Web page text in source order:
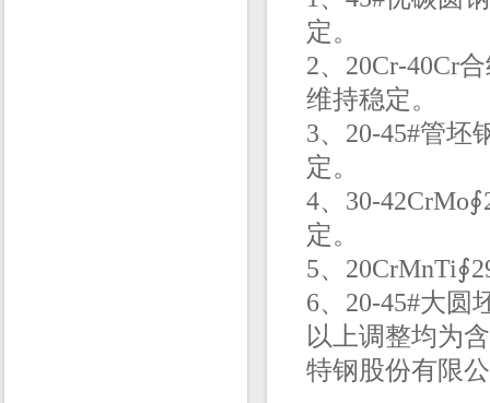
定。
2、 20Cr-40Cr
维持稳定。
3、20-45#管坯
定。
4、30-42CrMo
定。
5、20CrMnTi
6、20-45#大圆
以上调整均为
特钢股份有限